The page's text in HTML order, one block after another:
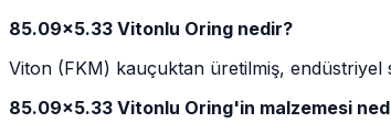
85.09x5.33 Vitonlu Oring nedir?
Viton (FKM) kauçuktan üretilmiş, endüstriyel
85.09x5.33 Vitonlu Oring'in malzemesi